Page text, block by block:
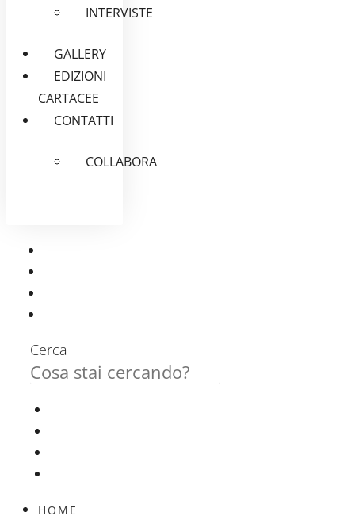
INTERVISTE
GALLERY
EDIZIONI
CARTACEE
CONTATTI
COLLABORA
Cerca
HOME